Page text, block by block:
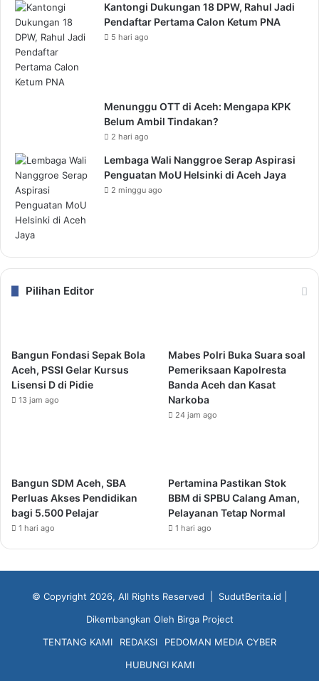
Kantongi Dukungan 18 DPW, Rahul Jadi
Pendaftar Pertama Calon Ketum PNA
5 hari ago
Menunggu OTT di Aceh: Mengapa KPK
Belum Ambil Tindakan?
2 hari ago
Lembaga Wali Nanggroe Serap Aspirasi
Penguatan MoU Helsinki di Aceh Jaya
2 minggu ago
Pilihan Editor
Bangun Fondasi Sepak Bola
Aceh, PSSI Gelar Kursus
Lisensi D di Pidie
13 jam ago
Mabes Polri Buka Suara soal
Pemeriksaan Kapolresta
Banda Aceh dan Kasat
Narkoba
24 jam ago
Bangun SDM Aceh, SBA
Perluas Akses Pendidikan
bagi 5.500 Pelajar
1 hari ago
Pertamina Pastikan Stok
BBM di SPBU Calang Aman,
Pelayanan Tetap Normal
1 hari ago
© Copyright 2026, All Rights Reserved | SudutBerita.id
Dikembangkan Oleh Birga Project
TENTANG KAMI
REDAKSI
PEDOMAN MEDIA CYBER
HUBUNGI KAMI